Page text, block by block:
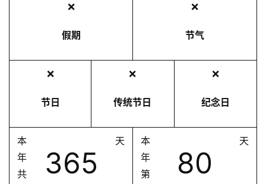
❌
假期
❌
节气
❌
节日
❌
传统节日
❌
纪念日
本
年
共
365
天
本
年
第
80
天